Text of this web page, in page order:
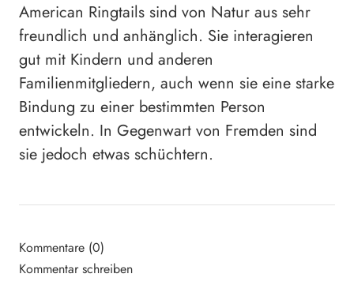
American Ringtails sind von Natur aus sehr
freundlich und anhänglich. Sie interagieren
gut mit Kindern und anderen
Familienmitgliedern, auch wenn sie eine starke
Bindung zu einer bestimmten Person
entwickeln. In Gegenwart von Fremden sind
sie jedoch etwas schüchtern.
Kommentare (0)
Kommentar schreiben